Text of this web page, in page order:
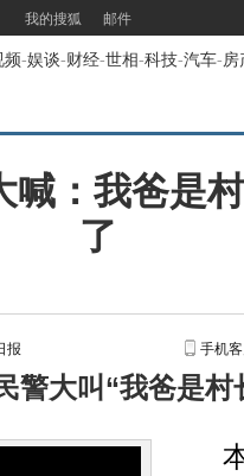
我的搜狐 邮件
频-娱谈-财经-世相-科技-汽车-房
喊：我爸是
了
报 手机
警大叫“我爸是村
本